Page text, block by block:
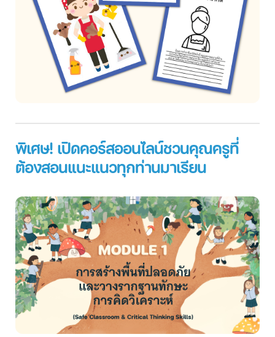
พิเศษ! เปิดคอร์สออนไลน์ชวนคุณครูที่
ต้องสอนแนะแนวทุกท่านมาเรียน